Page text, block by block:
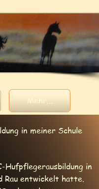
Mehr...
in meiner Schule
in
Rau entwickelt hatte.